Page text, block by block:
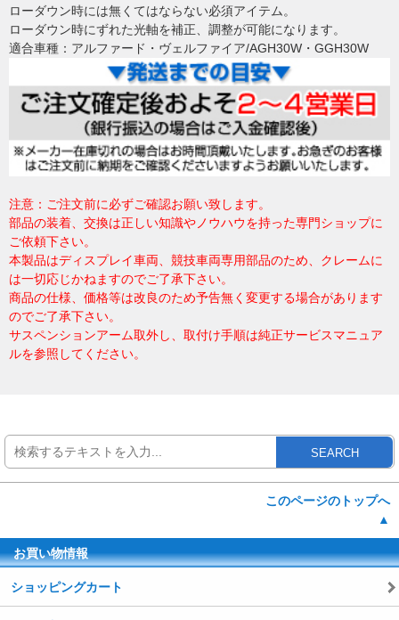
ローダウン時には無くてはならない必須アイテム。
ローダウン時にずれた光軸を補正、調整が可能になります。
適合車種：アルファード・ヴェルファイア/AGH30W・GGH30W
注意：ご注文前に必ずご確認お願い致します。
部品の装着、交換は正しい知識やノウハウを持った専門ショップに
ご依頼下さい。
本製品はディスプレイ車両、競技車両専用部品のため、クレームに
は一切応じかねますのでご了承下さい。
商品の仕様、価格等は改良のため予告無く変更する場合があります
のでご了承下さい。
サスペンションアーム取外し、取付け手順は純正サービスマニュア
ルを参照してください。
SEARCH
このページのトップへ
▲
お買い物情報
ショッピングカート